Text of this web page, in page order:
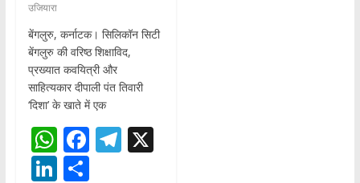
उजियारा
बेंगलुरु, कर्नाटक। सिलिकॉन सिटी
बेंगलुरु की वरिष्ठ शिक्षाविद,
प्रख्यात कवयित्री और
साहित्यकार दीपाली पंत तिवारी
‘दिशा’ के खाते में एक
W
h
F
ac
T X
Li S